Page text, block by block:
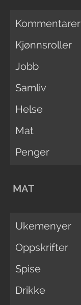
Kommentarer
Kjønnsroller
Jobb
Samliv
Helse
Mat
Penger
MAT
Ukemenyer
Oppskrifter
Spise
Drikke